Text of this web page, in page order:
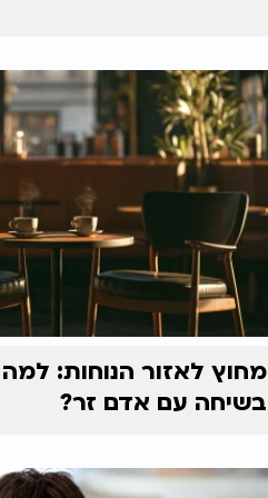
מחוץ לאזור הנוחות:
בשיחה עם אדם זר?